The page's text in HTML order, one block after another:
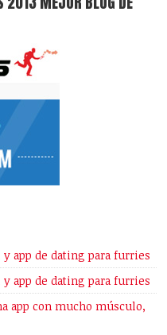
app de dating para furries
app de dating para furries
app con mucho músculo,